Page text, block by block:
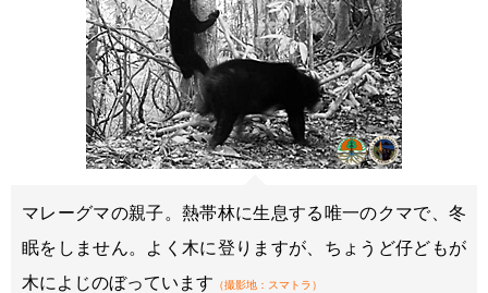
マレーグマの親子。熱帯林に生息する唯一のクマで、冬
眠をしません。よく木に登りますが、ちょうど仔どもが
木によじのぼっています （撮影地：スマトラ）